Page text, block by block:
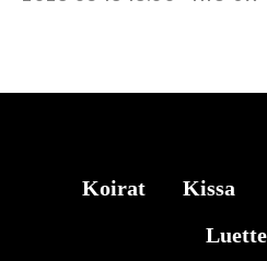
Koirat Kissa